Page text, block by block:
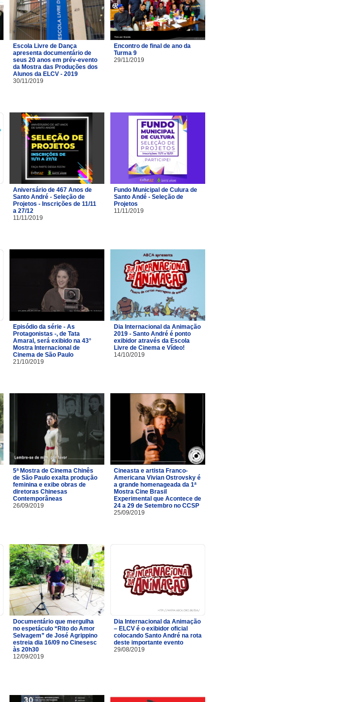
Escola Livre de Dança
apresenta documentário de
seus 20 anos em prév-evento
da Mostra das Produções dos
Alunos da ELCV - 2019
30/11/2019
Encontro de final de ano da
Turma 9
29/11/2019
Aniversário de 467 Anos de
Santo André - Seleção de
Projetos - Inscrições de 11/11
a 27/12
11/11/2019
Fundo Municipal de Culura de
Santo Andé - Seleção de
Projetos
11/11/2019
Episódio da série - As
Protagonistas -, de Tata
Amaral, será exibido na 43°
Mostra Internacional de
Cinema de São Paulo
21/10/2019
Dia Internacional da Animação
2019 - Santo André é ponto
exibidor através da Escola
Livre de Cinema e Vídeo!
14/10/2019
5ª Mostra de Cinema Chinês
de São Paulo exalta produção
feminina e exibe obras de
diretoras Chinesas
Contemporâneas
26/09/2019
Cineasta e artista Franco-
Americana Vivian Ostrovsky é
a grande homenageada da 1ª
Mostra Cine Brasil
Experimental que Acontece de
24 a 29 de Setembro no CCSP
25/09/2019
Documentário que mergulha
no espetáculo “Rito do Amor
Selvagem” de José Agrippino
estreia dia 16/09 no Cinesesc
às 20h30
12/09/2019
Dia Internacional da Animação
– ELCV é o exibidor oficial
colocando Santo André na rota
deste importante evento
29/08/2019